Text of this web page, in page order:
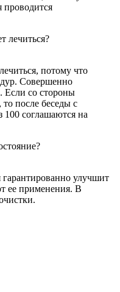
проводится
лечиться?
потому что
Совершенно
Если со стороны
после беседы с
100 соглашаются на
улучшит
ее применения. В